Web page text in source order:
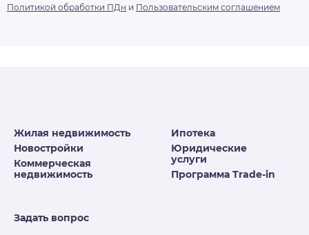
Политикой обработки ПДн и Пользовательским соглашением
Жилая недвижимость
Новостройки
Коммерческая
недвижимость
Ипотека
Юридические
услуги
Программа Trade-in
Задать вопрос